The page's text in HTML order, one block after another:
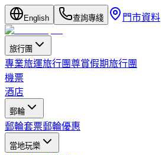
English 查詢專綫 門市資料
旅行團
專業旅運旅行團尊賞假期旅行團
機票
酒店
郵輪
郵輪套票郵輪優惠
當地玩樂